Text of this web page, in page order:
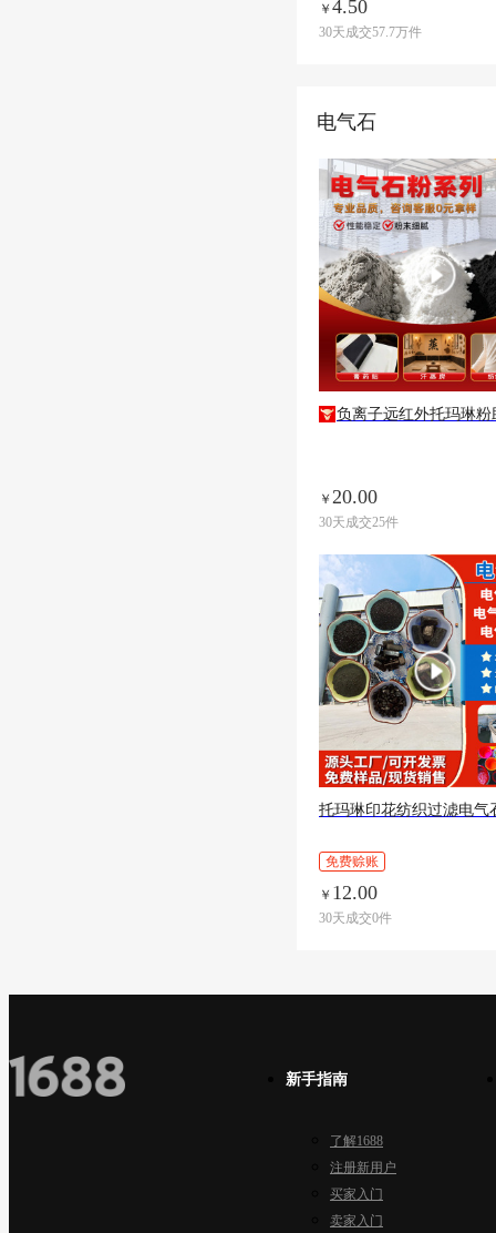
￥ 4.50
30天成交57.7万件
电气石
负离子远红外托玛琳粉助
￥ 20.00
30天成交25件
托玛琳印花纺织过滤电气
免费赊账
￥ 12.00
30天成交0件
新手指南
了解1688
注册新用户
买家入门
卖家入门